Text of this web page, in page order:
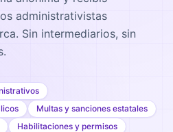
administrativistas
. Sin intermediarios, sin
Multas y sanciones estatales
Habilitaciones y permisos